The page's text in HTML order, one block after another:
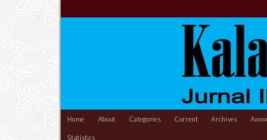
Home About Categories Current Archives
Statistics